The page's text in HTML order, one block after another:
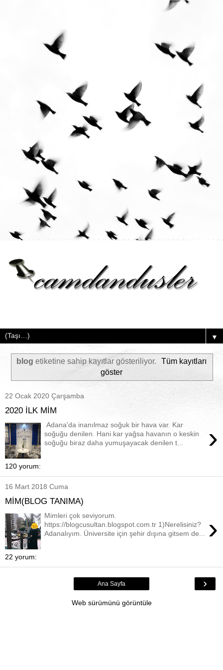
▼
blog etiketine sahip kayıtlar gösteriliyor.
Tüm kayıtları
göster
22 Ocak 2020 Çarşamba
2020 İLK MİM
›
Adana'da inanılmaz soğuk bir hava var. Kar
soğuğu denilen. Hani kar yağsa havanın o keskin
soğuğu biraz daha yumuşayacak denilen t...
120 yorum:
16 Mart 2018 Cuma
MİM(BLOG TANIMA)
›
Mimleri çok seviyorum.
https://blogcusultan.blogspot.com.tr 1)Nerelisiniz?
Adanalıyım. Üniversite için şehir dışına gitsem de...
22 yorum:
›
Ana Sayfa
Web sürümünü görüntüle